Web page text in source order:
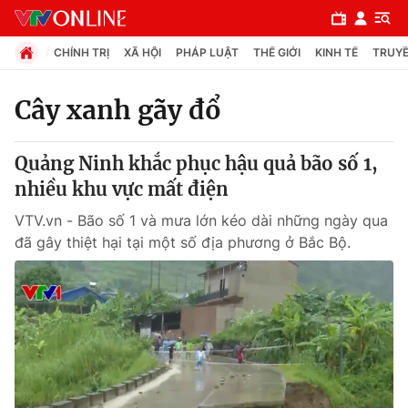
Chuyên mục
Chính trị
Xã hội
Pháp luật
Y tế
Thế giới
CHÍNH TRỊ XÃ HỘI PHÁP LUẬT THẾ GIỚI KINH TẾ
Cây xanh gãy đổ
Quảng Ninh khắc phục hậu quả bão số 1,
nhiều khu vực mất điện
VTV.vn - Bão số 1 và mưa lớn kéo dài những ngày qua
đã gây thiệt hại tại một số địa phương ở Bắc Bộ.